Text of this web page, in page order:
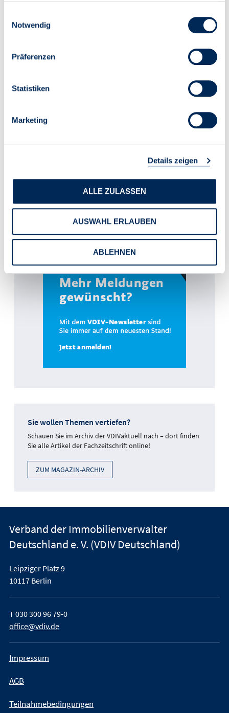
Notwendig
Präferenzen
Statistiken
Marketing
Details zeigen
ALLE ZULASSEN
AUSWAHL ERLAUBEN
ABLEHNEN
komplexen Sanierungsentscheidungen.
Sie wollen Themen vertiefen?
Schauen Sie im Archiv der VDIVaktuell nach – dort finden
Sie alle Artikel der Fachzeitschrift online!
ZUM MAGAZIN-ARCHIV
Verband der Immobilienverwalter
Deutschland e. V. (VDIV Deutschland)
Leipziger Platz 9
10117 Berlin
T030 300 96 79-0
office@vdiv.de
Impressum
AGB
Teilnahmebedingungen